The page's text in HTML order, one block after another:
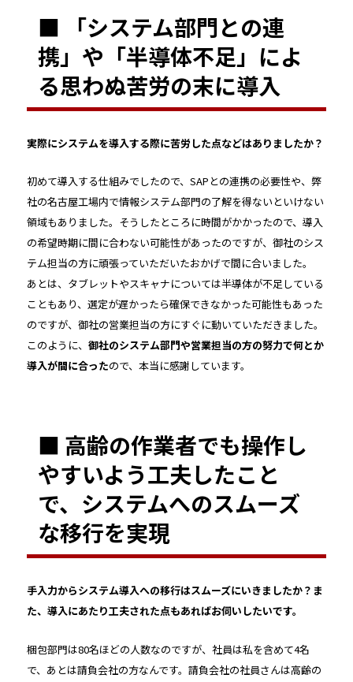
■ 「システム部門との連
携」や「半導体不足」によ
る思わぬ苦労の末に導入
――実際にシステムを導入する際に苦労した点などはありましたか？
初めて導入する仕組みでしたので、SAPとの連携の必要性や、弊
社の名古屋工場内で情報システム部門の了解を得ないといけない
領域もありました。そうしたところに時間がかかったので、導入
の希望時期に間に合わない可能性があったのですが、御社のシス
テム担当の方に頑張っていただいたおかげで間に合いました。
あとは、タブレットやスキャナについては半導体が不足している
こともあり、選定が遅かったら確保できなかった可能性もあった
のですが、御社の営業担当の方にすぐに動いていただきました。
このように、 御社のシステム部門や営業担当の方の努力で何とか
導入が間に合ったので、本当に感謝しています。
■ 高齢の作業者でも操作し
やすいよう工夫したこと
で、システムへのスムーズ
な移行を実現
――手入力からシステム導入への移行はスムーズにいきましたか？ま
た、導入にあたり工夫された点もあればお伺いしたいです。
梱包部門は80名ほどの人数なのですが、社員は私を含めて4名
で、あとは請負会社の方なんです。請負会社の社員さんは高齢の